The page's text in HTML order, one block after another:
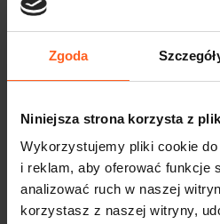
Zgoda
Niniejsza strona korzysta z
Wykorzystujemy pliki cookie
i reklam, aby oferować funkcje
analizować ruch w naszej
korzystasz z naszej witryny,
Kontrola drogowa jako